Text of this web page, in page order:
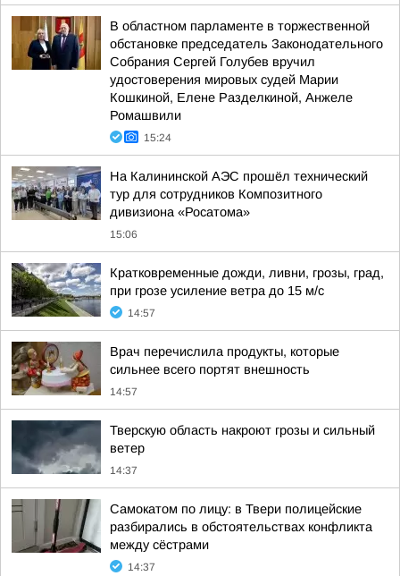
В областном парламенте в торжественной
обстановке председатель Законодательного
Собрания Сергей Голубев вручил
удостоверения мировых судей Марии
Кошкиной, Елене Разделкиной, Анжеле
Ромашвили
15:24
На Калининской АЭС прошёл технический
тур для сотрудников Композитного
дивизиона «Росатома»
15:06
Кратковременные дожди, ливни, грозы, град,
при грозе усиление ветра до 15 м/с
14:57
Врач перечислила продукты, которые
сильнее всего портят внешность
14:57
Тверскую область накроют грозы и сильный
ветер
14:37
Самокатом по лицу: в Твери полицейские
разбирались в обстоятельствах конфликта
между сёстрами
14:37